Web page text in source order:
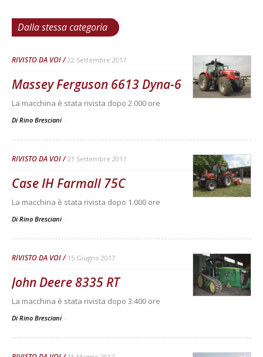
Dalla stessa categoria
RIVISTO DA VOI 22 Settembre 2017
Massey Ferguson 6613 Dyna-6
La macchina è stata rivista dopo 2.000 ore
Di Rino Bresciani -
RIVISTO DA VOI 21 Settembre 2017
Case IH Farmall 75C
La macchina è stata rivista dopo 1.000 ore
Di Rino Bresciani -
RIVISTO DA VOI 15 Giugno 2017
John Deere 8335 RT
La macchina è stata rivista dopo 3.400 ore
Di Rino Bresciani -